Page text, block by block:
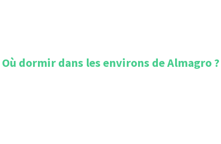
Où dormir dans les environs deAlmagro?